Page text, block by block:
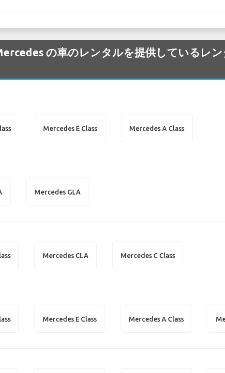
の車のレンタルを提供しているレ
Mercedes E Class Mercedes A Class
Mercedes GLA
Mercedes CLA Mercedes C Class
Mercedes E Class Mercedes A Class